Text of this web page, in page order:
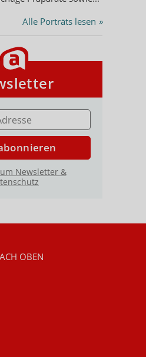
Alle Porträts lesen »
Newsletter &
OBEN